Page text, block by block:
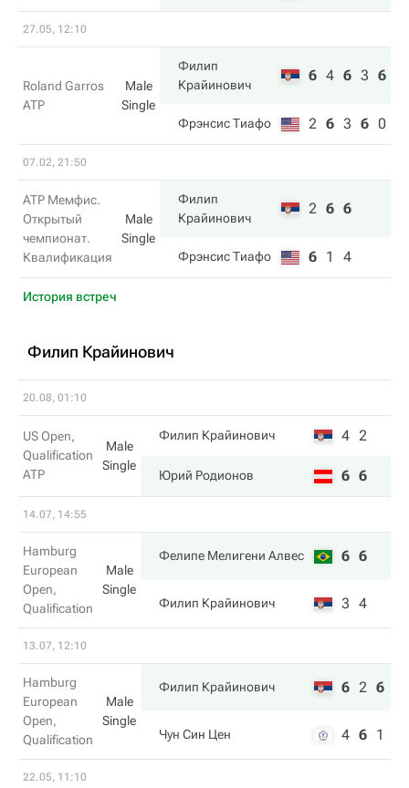
27.05, 12:10
Roland Garros
ATP
Male
Single
Филип
Крайинович
6 4 6 3 6
Фрэнсис Тиафо 2 6 3 6 0
07.02, 21:50
ATP Мемфис.
Открытый
чемпионат.
Квалификация
Male
Single
Филип
Крайинович
2 6 6
Фрэнсис Тиафо 6 1 4
История встреч
Филип Крайинович
20.08, 01:10
US Open,
Qualification
ATP
Male
Single
Филип Крайинович 4 2
Юрий Родионов 6 6
14.07, 14:55
Hamburg
European
Open,
Qualification
Male
Single
Фелипе Мелигени Алвес 6 6
Филип Крайинович 3 4
13.07, 12:10
Hamburg
European
Open,
Qualification
Male
Single
Филип Крайинович 6 2 6
Чун Син Цен 4 6 1
22.05, 11:10